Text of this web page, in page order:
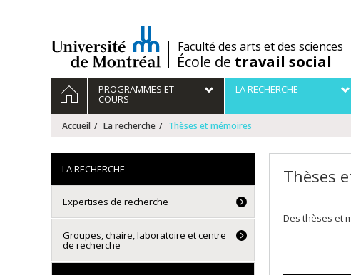
/Faculté des arts et des sciences
École de travail social
Navigation
principale
ACCUEILPROGRAMMES ET
COURS
LA RECHERCHE
Accueil La recherche Thèses et mémoires
Thèses
Des thèses et
LA RECHERCHE
Expertises de recherche
Groupes, chaire, laboratoire et centre
de recherche